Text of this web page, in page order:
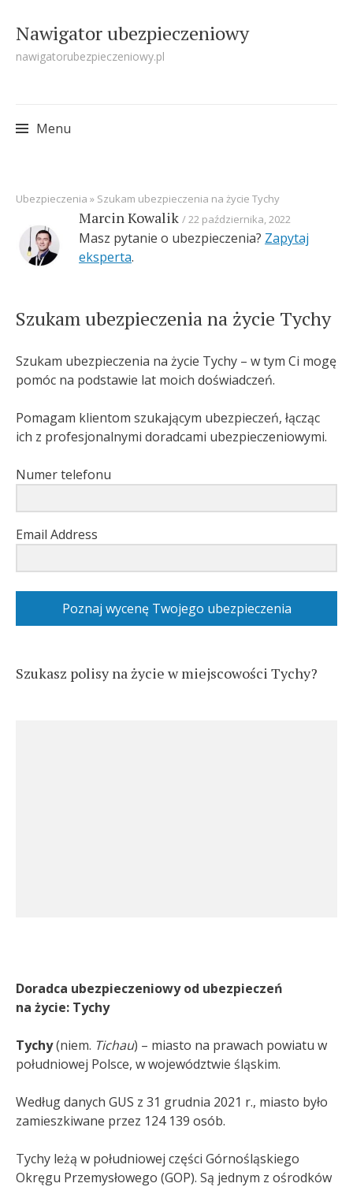
Nawigator ubezpieczeniowy
nawigatorubezpieczeniowy.pl
Menu
to
content
Ubezpieczenia » Szukam ubezpieczenia na życie Tychy
Marcin Kowalik 22 października, 2022
Masz pytanie o ubezpieczenia? Zapytaj
eksperta.
Szukam ubezpieczenia na życie Tychy
Szukam ubezpieczenia na życie Tychy – w tym Ci mogę
pomóc na podstawie lat moich doświadczeń.
Pomagam klientom szukającym ubezpieczeń, łącząc
ich z profesjonalnymi doradcami ubezpieczeniowymi.
Numer telefonu
Email Address
Poznaj wycenę Twojego ubezpieczenia
Szukasz polisy na życie w miejscowości Tychy?
Doradca ubezpieczeniowy od ubezpieczeń
na życie: Tychy
Tychy(niem. Tichau) – miasto na prawach powiatu w
południowej Polsce, w województwie śląskim.
Według danych GUS z 31 grudnia 2021 r., miasto było
zamieszkiwane przez 124 139 osób.
Tychy leżą w południowej części Górnośląskiego
Okręgu Przemysłowego (GOP). Są jednym z ośrodków